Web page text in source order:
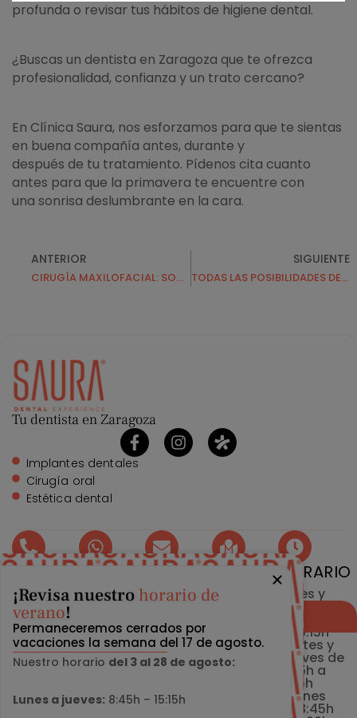
profunda o revisar tus hábitos de higiene dental.
¿Buscas un dentista en Zaragoza que te ofrezca
profesionalidad, confianza y un trato cercano?
En Clínica Saura, nos esforzamos para que te sientas
en buena compañía antes, durante y
después de tu tratamiento. Pídenos cita cuanto
antes para que la primavera te encuentre con
una sonrisa deslumbrante en la cara.
ANTERIOR
CIRUGÍA MAXILOFACIAL: SOMOS EXPERTOS
SIGUIENTE
TODAS LAS POSIBILIDADES DE LA ESTÉTICA DENTAL
Tu dentista en Zaragoza
Implantes dentales
Cirugía oral
Estética dental
TELÉFONO
976 215
224
WHATSAPP
976 215
224
EMAIL
info@clinicasaura.com
DIRECCIÓN
Gran Vía
26,
HORARIO
Lunes y
Miércoles
de 12:45h
a 20:15h
Martes y
Jueves de
8:45h a
16:15h
Viernes
de 8:45h
¡Revisa nuestro horario de
verano!
Permaneceremos cerrados por
vacaciones la semana del 17 de agosto.
Nuestro horario del 3 al 28 de agosto:
Lunes a jueves: 8:45h – 15:15h